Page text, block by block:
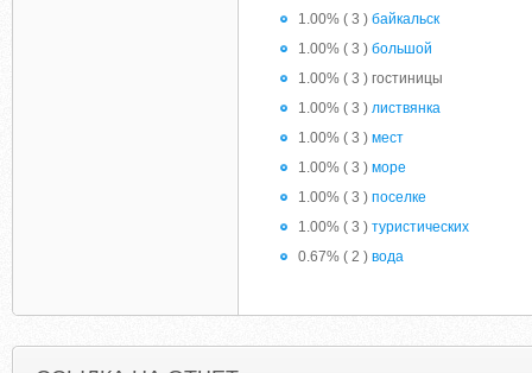
1.00% ( 3 ) байкальск
1.00% ( 3 ) большой
1.00% ( 3 ) гостиницы
1.00% ( 3 ) листвянка
1.00% ( 3 ) мест
1.00% ( 3 ) море
1.00% ( 3 ) поселке
1.00% ( 3 ) туристических
0.67% ( 2 ) вода